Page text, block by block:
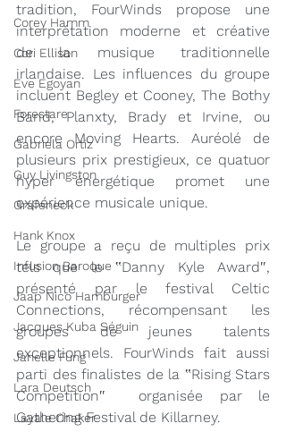
Corey Hamm
Cori Ellison
Eve Egoyan
Forestare
Gabriela Ortiz
Guy Livingston
Grafeneck
Hank Knox
Infusion Baroque
Jaap Nico Hamburger
Jacques Kuba Séguin
Janelle Fung
Lara Deutsch
Layale Chaker
tradition, FourWinds propose une
interprétation moderne et créative
de la musique traditionnelle
irlandaise. Les influences du groupe
incluent Begley et Cooney, The Bothy
Band, Planxty, Brady et Irvine, ou
encore Moving Hearts. Auréolé de
plusieurs prix prestigieux, ce quatuor
hyper énergétique promet une
expérience musicale unique.
Le groupe a reçu de multiples prix
tels que le ‟Danny Kyle Award″,
présenté par le festival Celtic
Connections, récompensant les
groupes de jeunes talents
exceptionnels. FourWinds fait aussi
parti des finalistes de la ‟Rising Stars
Competition″  organisée par le
Gathering Festival de Killarney.